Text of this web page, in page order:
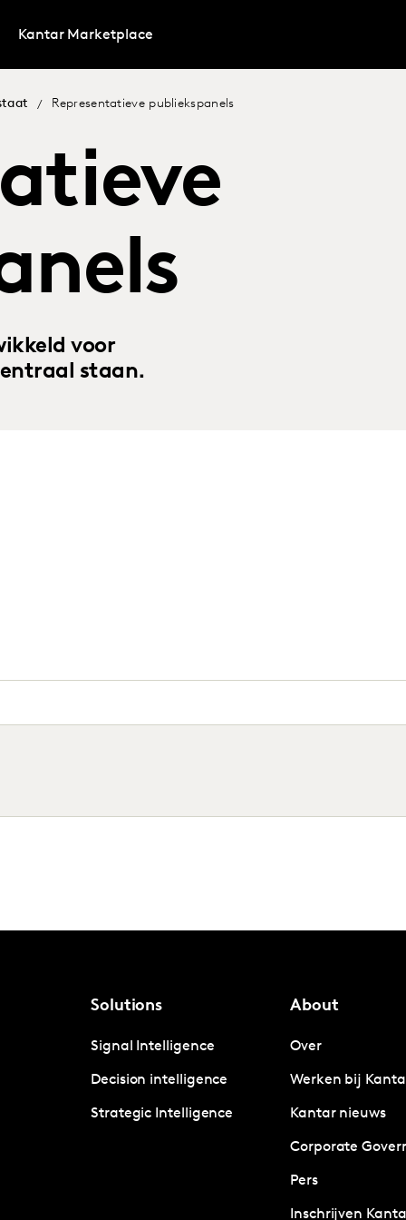
Kantar Marketplace
/ Representatieve publiekspanels
voor
staan.
Solutions
Signal Intelligence
Decision intelligence
Strategic Intelligence
About
Over
Werken bij
Kantar nieuws
Corporate
Pers
Inschrijven